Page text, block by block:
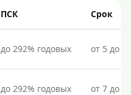
ПСК Срок
до 292% годовых от 5 до
до 292% годовых от 7 до